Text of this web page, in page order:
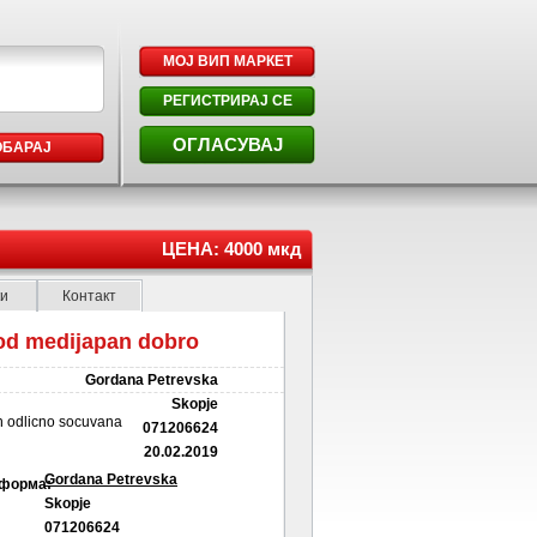
МОЈ ВИП МАРКЕТ
РЕГИСТРИРАЈ СЕ
ОГЛАСУВАЈ
ЦЕНА: 4000 мкд
Контакт
medijapan dobro
odlicno socuvana
Gordana Petrevska
Skopje
071206624
Gordana Petrevska
Skopje
071206624
20.02.2019